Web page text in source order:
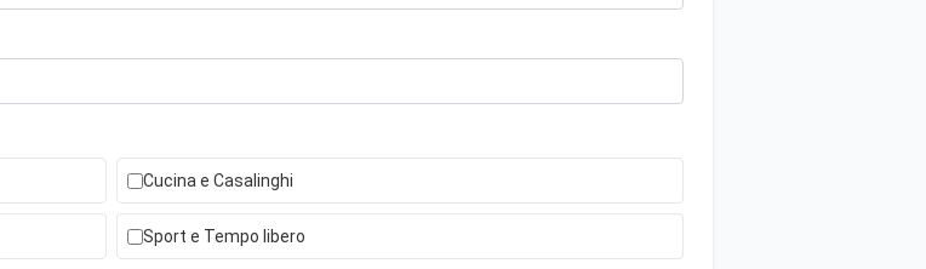
Cucina e Casalinghi
Sport e Tempo libero